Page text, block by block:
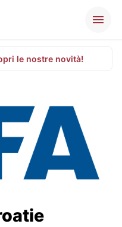
le nostre novità!